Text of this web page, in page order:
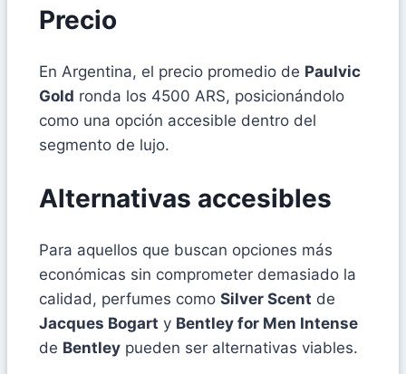
Precio
En Argentina, el precio promedio de Paulvic
Gold ronda los 4500 ARS, posicionándolo
como una opción accesible dentro del
segmento de lujo.
Alternativas accesibles
Para aquellos que buscan opciones más
económicas sin comprometer demasiado la
calidad, perfumes como Silver Scent de
Jacques Bogart y Bentley for Men Intense
de Bentley pueden ser alternativas viables.